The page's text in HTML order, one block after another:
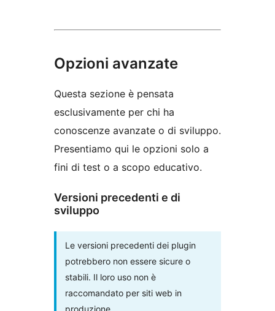
Opzioni avanzate
Questa sezione è pensata
esclusivamente per chi ha
conoscenze avanzate o di sviluppo.
Presentiamo qui le opzioni solo a
fini di test o a scopo educativo.
Versioni precedenti e di
sviluppo
Le versioni precedenti dei plugin
potrebbero non essere sicure o
stabili. Il loro uso non è
raccomandato per siti web in
produzione.